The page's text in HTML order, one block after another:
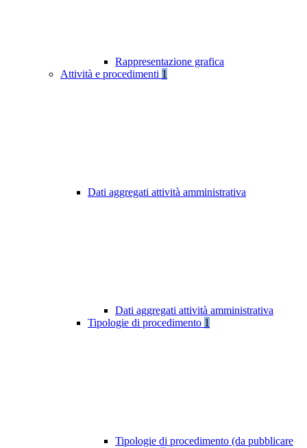
Rappresentazione grafica
Attività e procedimenti 1
Dati aggregati attività amministrativa
Dati aggregati attività amministrativa
Tipologie di procedimento 1
Tipologie di procedimento (da pubblicare